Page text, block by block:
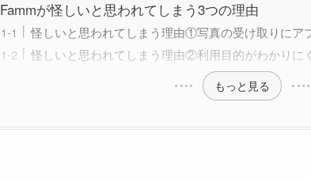
Fammが怪しいと思われてしまう3つの理由
怪しいと思われてしまう理由①写真の受け取りにア
怪しいと思われてしまう理由②利用目的がわかりに
もっと見る